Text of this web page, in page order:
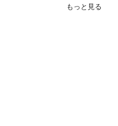
もっと見る